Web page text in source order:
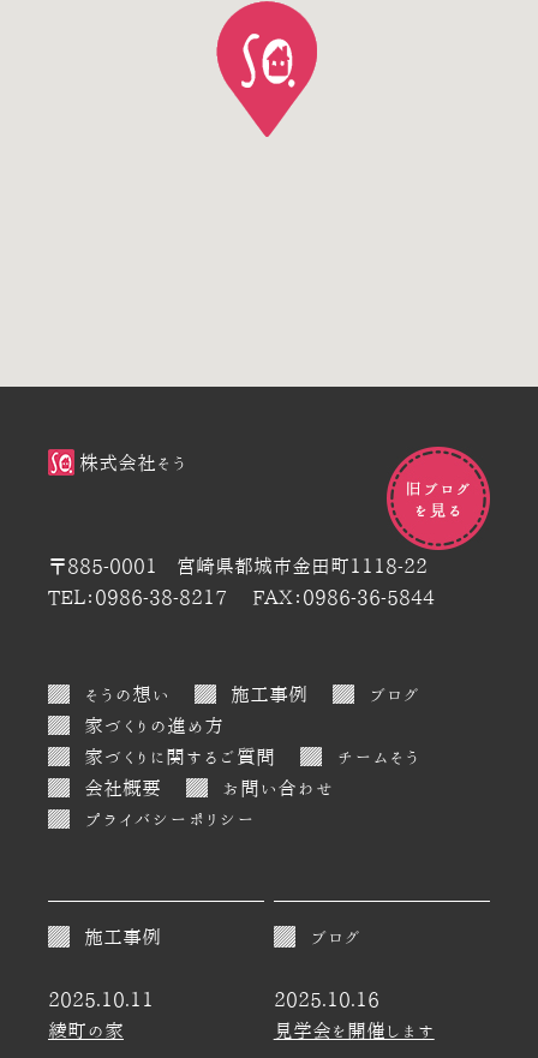
株式会社そう
〒885-0001 宮崎県都城市金田町1118-22
TEL：0986-38-8217
FAX：0986-36-5844
そうの想い 施工事例
ブログ
家づくりの進め方
家づくりに関するご質問
チームそう
会社概要
お問い合わせ
プライバシーポリシー
施工事例
2025.10.11
綾町の家
ブログ
2025.10.16
見学会を開催します